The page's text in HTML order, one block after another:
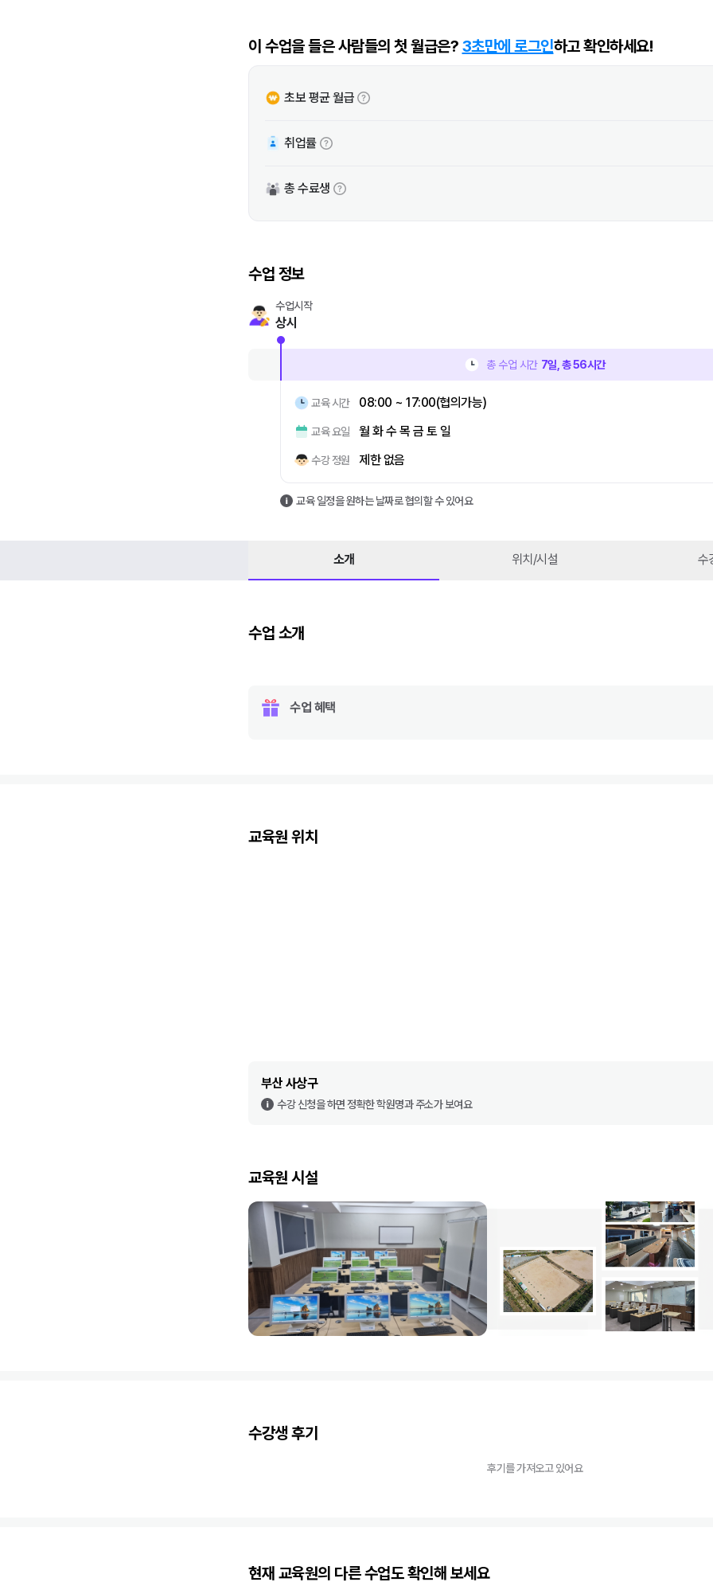
이 수업을 들은 사람들의 첫 월급은? 3초만에 로그인하고 확인하세요!
초보 평균 월급
취업률
총 수료생
수업 정보
수업시작
상시
총 수업 시간 7일, 총56시간
교육 시간 08:00 ~ 17:00(협의가능)
교육 요일 월 화 수 목 금 토 일
수강 정원 제한 없음
교육 일정을 원하는 날짜로 협의할 수 있어요
소개 위치/시설 수
수업 소개
수업 혜택
교육원 위치
부산 사상구
수강 신청을 하면 정확한 학원명과 주소가 보여요
교육원 시설
수강생 후기
후기를 가져오고 있어요
현재 교육원의 다른 수업도 확인해 보세요